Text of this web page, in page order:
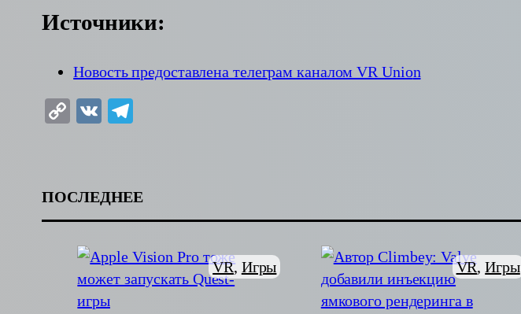
Источники:
Новость предоставлена телеграм каналом VR Union
Copy
VK
ПОСЛЕДНЕЕ
VR, Игры VR, Игры